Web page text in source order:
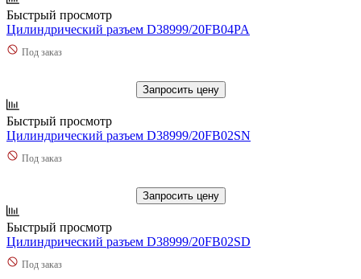
Быстрый просмотр
Цилиндрический разъем D38999/20FB04PA
Под заказ
Запросить цену
Быстрый просмотр
Цилиндрический разъем D38999/20FB02SN
Под заказ
Запросить цену
Быстрый просмотр
Цилиндрический разъем D38999/20FB02SD
Под заказ